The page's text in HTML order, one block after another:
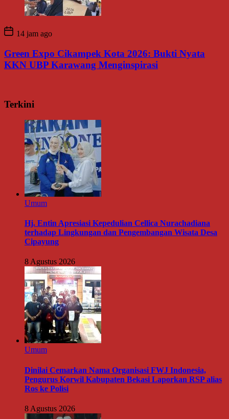
14 jam ago
Green Expo Cikampek Kota 2026: Bukti Nyata
KKN UBP Karawang Menginspirasi
Terkini
Umum
Hj. Entin Apresiasi Kepedulian Cellica Nurachadiana
terhadap Lingkungan dan Pengembangan Wisata Desa
Cipayung
8 Agustus 2026
Umum
Dinilai Cemarkan Nama Organisasi FWJ Indonesia,
Pengurus Korwil Kabupaten Bekasi Laporkan RSP alias
Ros ke Polisi
8 Agustus 2026